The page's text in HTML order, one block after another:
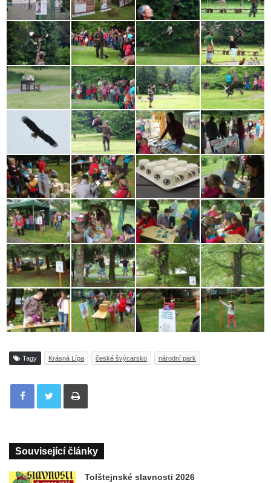
Tagy Krásná Lípa české švýcarsko národní park
Tisknout
Související články
Tolštejnské slavnosti 2026